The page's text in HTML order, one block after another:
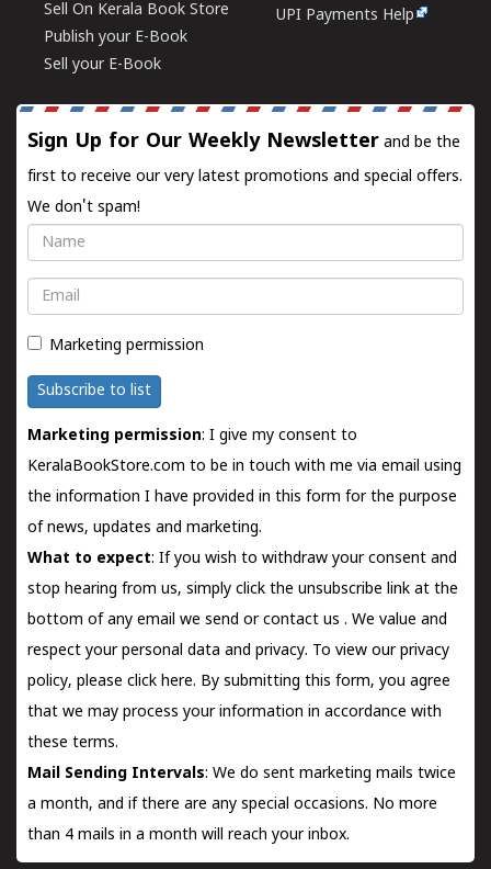
Sell On Kerala Book Store
Publish your E-Book
Sell your E-Book
UPI Payments Help
Sign Up for Our Weekly Newsletter and be the
first to receive our very latest promotions and special offers.
We don't spam!
Name
Email
Marketing permission
Subscribe to list
Marketing permission: I give my consent to
KeralaBookStore.com to be in touch with me via email using
the information I have provided in this form for the purpose
of news, updates and marketing.
What to expect: If you wish to withdraw your consent and
stop hearing from us, simply click the unsubscribe link at the
bottom of any email we send orcontact us . We value and
respect your personal data and privacy. To view our privacy
policy, please click here. By submitting this form, you agree
that we may process your information in accordance with
these terms.
Mail Sending Intervals: We do sent marketing mails twice
a month, and if there are any special occasions. No more
than 4 mails in a month will reach your inbox.